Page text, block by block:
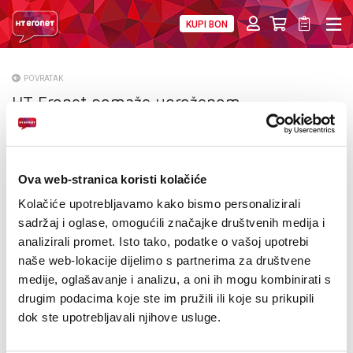
Ova web-stranica koristi kolačiće
Kolačiće upotrebljavamo kako bismo personalizirali
sadržaj i oglase, omogućili značajke društvenih medija i
analizirali promet. Isto tako, podatke o vašoj upotrebi
naše web-lokacije dijelimo s partnerima za društvene
medije, oglašavanje i analizu, a oni ih mogu kombinirati s
drugim podacima koje ste im pružili ili koje su prikupili
dok ste upotrebljavali njihove usluge.
KUPI BON
O NAMA
NATJEČAJI
VELEPRODAJA
KONTAKTI
MOJ PROFIL
E-RAČUN
POVRATAK
HT Eronet pomaže ugroženom
stanovništvu - otvoren i humanitarni